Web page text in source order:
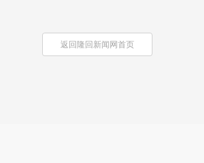
返回隆回新闻网首页